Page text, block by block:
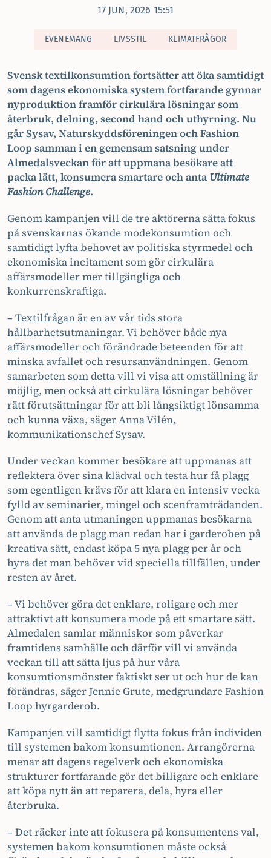
17 JUN, 2026 15:51
EVENEMANG LIVSSTIL KLIMATFRÅGOR
Svensk textilkonsumtion fortsätter att öka samtidigt
som dagens ekonomiska system fortfarande gynnar
nyproduktion framför cirkulära lösningar som
återbruk, delning, second hand och uthyrning. Nu
går Sysav, Naturskyddsföreningen och Fashion
Loop samman i en gemensam satsning under
Almedalsveckan för att uppmana besökare att
packa lätt, konsumera smartare och antaUltimate
Fashion Challenge.
Genom kampanjen vill de tre aktörerna sätta fokus
på svenskarnas ökande modekonsumtion och
samtidigt lyfta behovet av politiska styrmedel och
ekonomiska incitament som gör cirkulära
affärsmodeller mer tillgängliga och
konkurrenskraftiga.
– Textilfrågan är en av vår tids stora
hållbarhetsutmaningar. Vi behöver både nya
affärsmodeller och förändrade beteenden för att
minska avfallet och resursanvändningen. Genom
samarbeten som detta vill vi visa att omställning är
möjlig, men också att cirkulära lösningar behöver
rätt förutsättningar för att bli långsiktigt lönsamma
och kunna växa, säger Anna Vilén,
kommunikationschef Sysav.
Under veckan kommer besökare att uppmanas att
reflektera över sina klädval och testa hur få plagg
som egentligen krävs för att klara en intensiv vecka
fylld av seminarier, mingel och scenframträdanden.
Genom att anta utmaningen uppmanas besökarna
att använda de plagg man redan har i garderoben på
kreativa sätt, endast köpa 5 nya plagg per år och
hyra det man behöver vid speciella tillfällen, under
resten av året.
– Vi behöver göra det enklare, roligare och mer
attraktivt att konsumera mode på ett smartare sätt.
Almedalen samlar människor som påverkar
framtidens samhälle och därför vill vi använda
veckan till att sätta ljus på hur våra
konsumtionsmönster faktiskt ser ut och hur de kan
förändras, säger Jennie Grute, medgrundare Fashion
Loop hyrgarderob.
Kampanjen vill samtidigt flytta fokus från individen
till systemen bakom konsumtionen. Arrangörerna
menar att dagens regelverk och ekonomiska
strukturer fortfarande gör det billigare och enklare
att köpa nytt än att reparera, dela, hyra eller
återbruka.
– Det räcker inte att fokusera på konsumentens val,
systemen bakom konsumtionen måste också